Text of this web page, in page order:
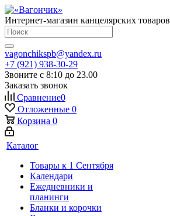
Интернет-магазин канцелярских товаров
vagonchikspb@yandex.ru
+7 (921) 938-30-29
Звоните с 8:10 до 23.00
Заказать звонок
Сравнение0
Отложенные 0
Корзина 0
Каталог
Товары к 1 Сентября
Календари
Ежедневники и
планинги
Бланки и корочки